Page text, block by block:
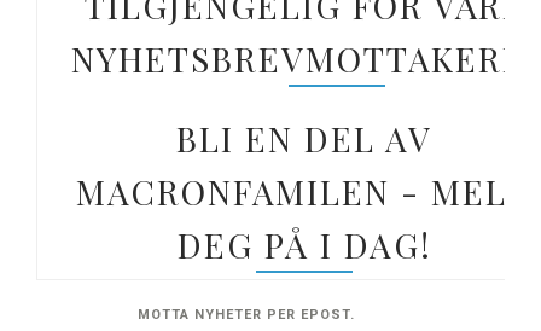
NYHETSBREVMOTTAKERE.
BLI EN DEL AV
MACRONFAMILEN - MELD
DEG PÅ I DAG!
MOTTA NYHETER PER EPOST.